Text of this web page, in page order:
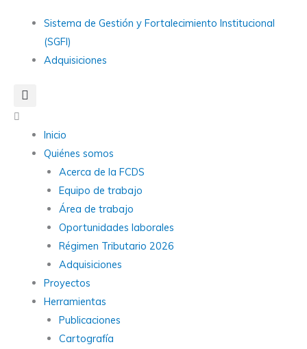
contenido
Main
Sistema de Gestión y Fortalecimiento Institucional
(SGFI)
Adquisiciones
Main
Menu
Inicio
Quiénes somos
Acerca de la FCDS
Equipo de trabajo
Área de trabajo
Oportunidades laborales
Régimen Tributario 2026
Adquisiciones
Proyectos
Herramientas
Publicaciones
Cartografía